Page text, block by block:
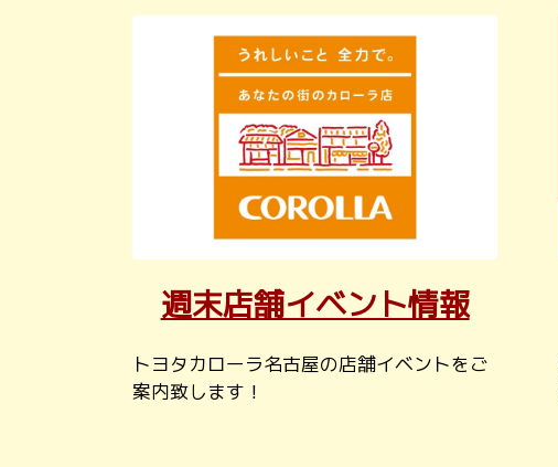
週末店舗イベント情報
トヨタカローラ名古屋の店舗イベントをご
案内致します！